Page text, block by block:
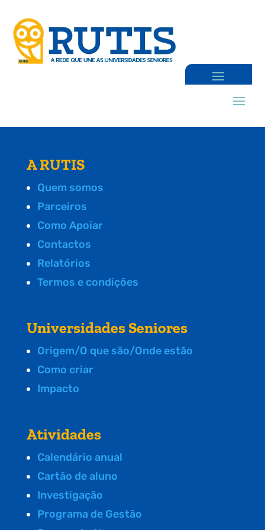
A RUTIS
Quem somos
Parceiros
Como Apoiar
Contactos
Relatórios
Termos e condições
Universidades Seniores
Origem/O que são/Onde estão
Como criar
Impacto
Atividades
Calendário anual
Cartão de aluno
Investigação
Programa de Gestão